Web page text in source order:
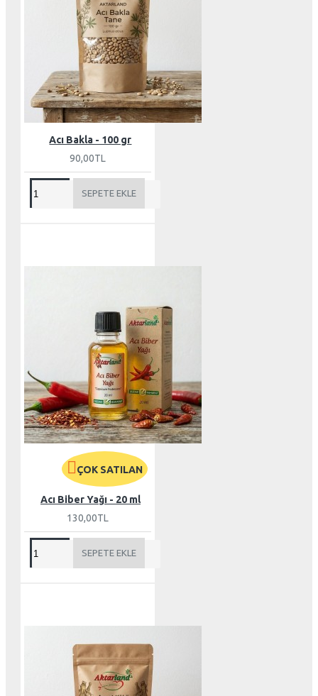
Acı Bakla - 100 gr
90,00TL
SEPETE EKLE
ÇOK SATILAN
Acı Biber Yağı - 20 ml
130,00TL
SEPETE EKLE